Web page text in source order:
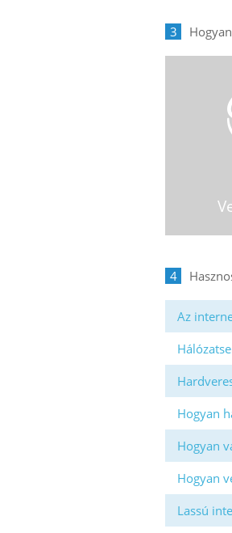
3
4
Az
Hogyan
Hogyan
Hogyan
Lassú